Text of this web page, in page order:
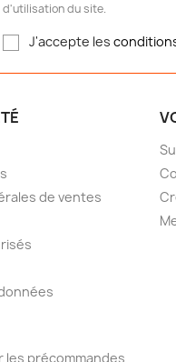
d'utilisation du site.
J'accepte les
de ventes
les précommandes